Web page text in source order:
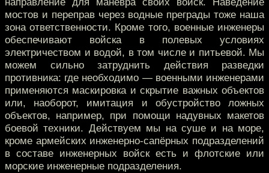
мостов и переправ через водные преграды тоже наша
зона ответственности. Кроме того, военные инженеры
обеспечивают войска в полевых условиях
электричеством и водой, в том числе и питьевой. Мы
можем сильно затруднить действия разведки
противника: где необходимо — военными инженерами
применяются маскировка и скрытие важных объектов
или, наоборот, имитация и обустройство ложных
объектов, например, при помощи надувных макетов
боевой техники. Действуем мы на суше и на море,
кроме армейских инженерно-сапёрных подразделений
в составе инженерных войск есть и флотские или
морские инженерные подразделения.